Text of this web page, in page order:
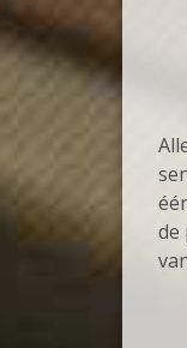
de